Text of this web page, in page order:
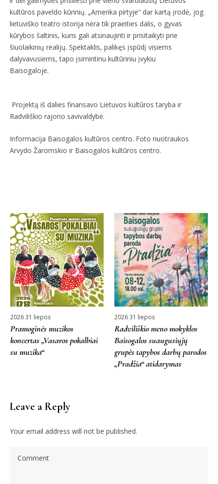
kultūros paveldo kūrinių. „Amerika pirtyje“ dar kartą įrodė, jog
lietuviško teatro istorija nėra tik praeities dalis, o gyvas
kūrybos šaltinis, kuris gali atsinaujinti ir prisitaikyti prie
šiuolaikinių realijų. Spektaklis, palikęs įspūdį visiems
dalyvavusiems, tapo įsimintinu kultūriniu įvykiu
Projektą iš dalies finansavo Lietuvos kultūros taryba ir
Radviliškio rajono savivaldybė.
Informacija Baisogalos kultūros centro. Foto nuotraukos
Arvydo Žaromskio ir Baisogalos kultūros centro.
More projects
2026 31 liepos
Pramoginės muzikos
koncertas „Vasaros pokalbiai
su muzika“
2026 31 liepos
Radviliškio meno mokyklos
Baisogalos suaugusiųjų
grupės tapybos darbų parodos
„Pradžia“ atidarymas
Leave a Reply
Your email address will not be published.